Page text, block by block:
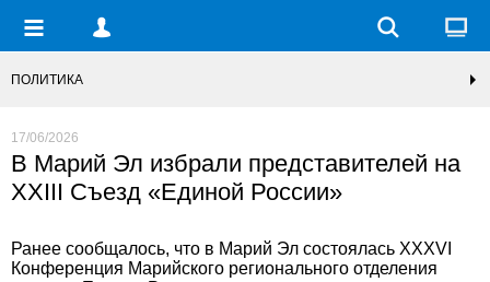
ПОЛИТИКА
17/06/2026
В Марий Эл избрали представителей на
XXIII Съезд «Единой России»
Ранее сообщалось, что в Марий Эл состоялась XXXVI
Конференция Марийского регионального отделения